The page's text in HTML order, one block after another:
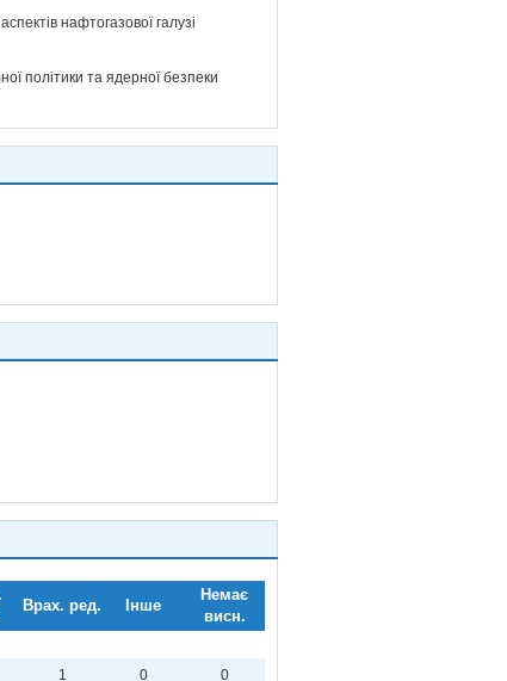
нафтогазової галузі
політики та ядерної безпеки
Врах. ред. Інше
Немає
висн.
1 0 0